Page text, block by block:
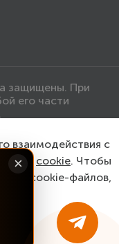
защищены. При
его части
данных
×
взаимодействия с
cookie. Чтобы
cookie-файлов,